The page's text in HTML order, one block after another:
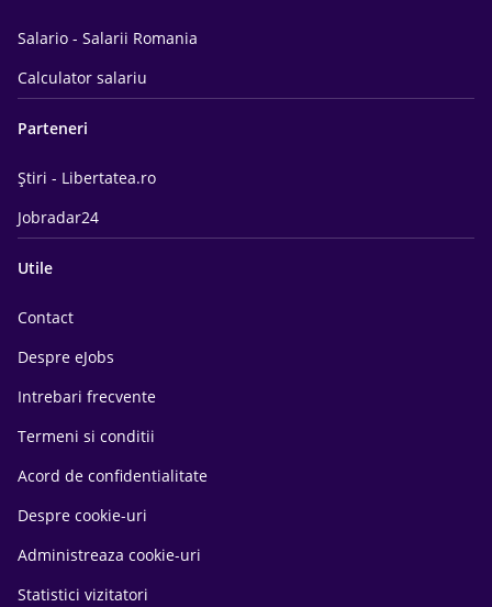
Salario - Salarii Romania
Calculator salariu
Parteneri
Știri - Libertatea.ro
Jobradar24
Utile
Contact
Despre eJobs
Intrebari frecvente
Termeni si conditii
Acord de confidentialitate
Despre cookie-uri
Administreaza cookie-uri
Statistici vizitatori